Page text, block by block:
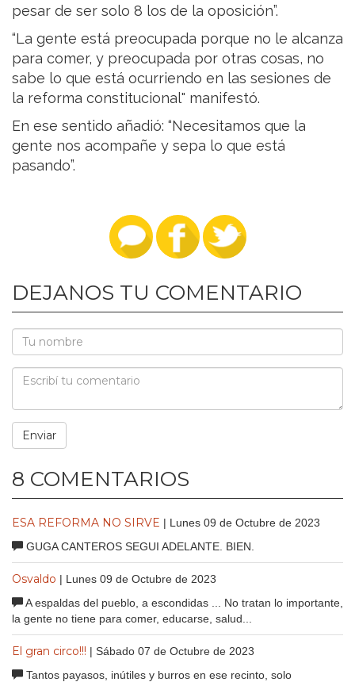
pesar de ser solo 8 los de la oposición”.
“La gente está preocupada porque no le alcanza
para comer, y preocupada por otras cosas, no
sabe lo que está ocurriendo en las sesiones de
la reforma constitucional" manifestó.
En ese sentido añadió: “Necesitamos que la
gente nos acompañe y sepa lo que está
pasando”.
DEJANOS TU COMENTARIO
8 COMENTARIOS
ESA REFORMA NO SIRVE | Lunes 09 de Octubre de 2023
GUGA CANTEROS SEGUI ADELANTE. BIEN.
Osvaldo | Lunes 09 de Octubre de 2023
A espaldas del pueblo, a escondidas ... No tratan lo importante,
la gente no tiene para comer, educarse, salud...
El gran circo!!! | Sábado 07 de Octubre de 2023
Tantos payasos, inútiles y burros en ese recinto, solo